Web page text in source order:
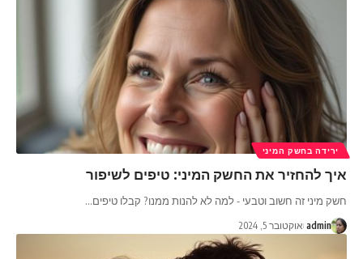
ירידה בחשק המיני
איך להחזיר את החשק המיני: טיפים לשיפור
חשק מיני זה חשוב וטבעי - למה לא להנות ממנו? קבלו טיפים…
admin אוקטובר 5, 2024